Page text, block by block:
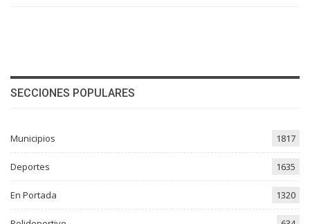
SECCIONES POPULARES
Municipios 1817
Deportes 1635
En Portada 1320